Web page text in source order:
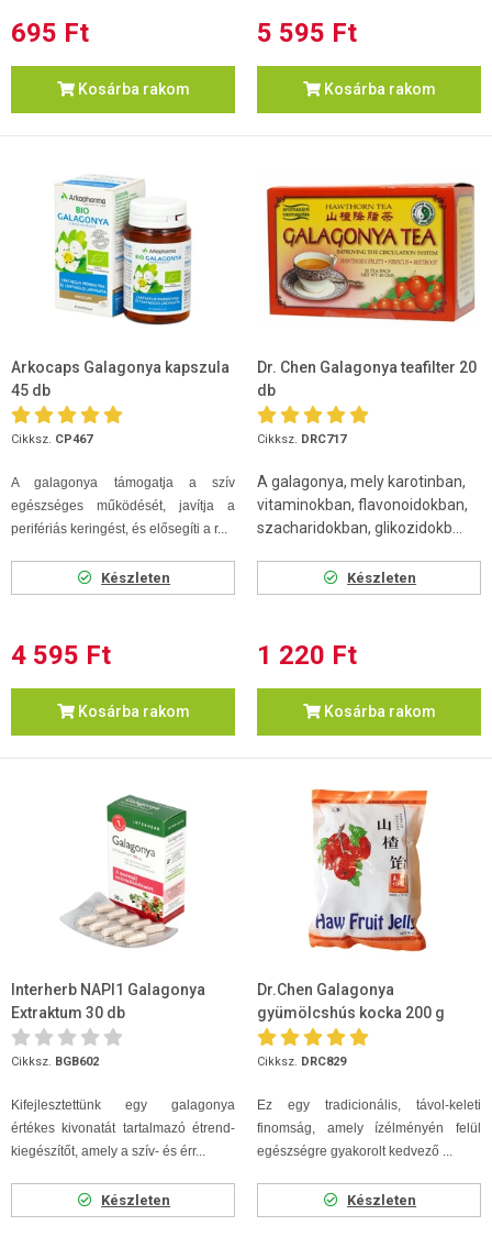
695 Ft
Kosárba rakom
5 595 Ft
Kosárba rakom
Arkocaps Galagonya kapszula
45 db
Cikksz. CP467
A galagonya támogatja a szív
egészséges működését, javítja a
perifériás keringést, és elősegíti a r...
Készleten
4 595 Ft
Kosárba rakom
Dr. Chen Galagonya teafilter 20
db
Cikksz. DRC717
A galagonya, mely karotinban,
vitaminokban, flavonoidokban,
szacharidokban, glikozidokb...
Készleten
1 220 Ft
Kosárba rakom
Interherb NAPI1 Galagonya
Extraktum 30 db
Cikksz. BGB602
Kifejlesztettünk egy galagonya
értékes kivonatát tartalmazó étrend-
kiegészítőt, amely a szív- és érr...
Készleten
Dr.Chen Galagonya
gyümölcshús kocka 200 g
Cikksz. DRC829
Ez egy tradicionális, távol-keleti
finomság, amely ízélményén felül
egészségre gyakorolt kedvező ...
Készleten